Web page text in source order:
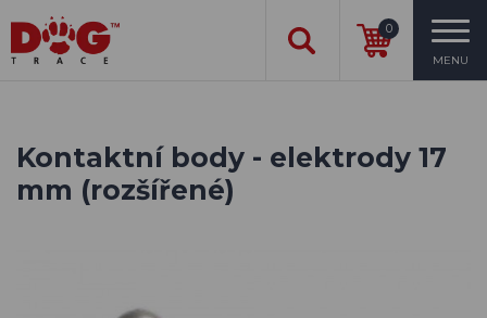
0
MENU
Kontaktní body - elektrody 17
mm (rozšířené)